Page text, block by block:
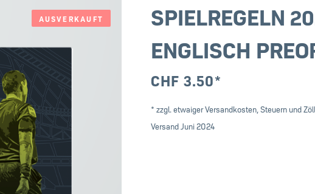
AUSVERKAUFT
SPIELREGELN
ENGLISCH
CHF 3.50*
* zzgl. etwaiger Versandkosten, Steuern und
Versand Juni 2024